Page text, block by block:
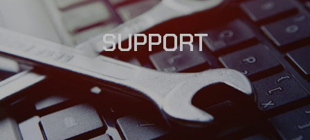
SUPPORT